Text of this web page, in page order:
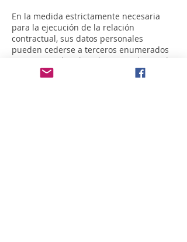
En la medida estrictamente necesaria
para la ejecución de la relación
contractual, sus datos personales
pueden cederse a terceros enumerados
a continuación, ubicados tanto dentro de
la Unión Europea como fuera de la